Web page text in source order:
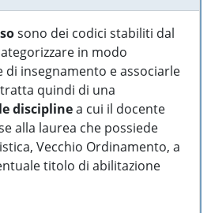
sono dei codici stabiliti dal
in modo
insegnamento e associarle
quindi di una
disciplinea cui il docente
alla laurea che possiede
Vecchio Ordinamento, a
titolo di abilitazione